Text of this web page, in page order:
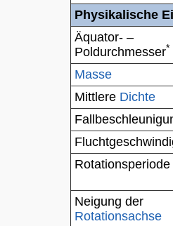
Physikalische
Äquator- –
Poldurchmesser*
Masse
Mittlere Dichte
Rotationsperiode
Neigung der
Rotationsachse